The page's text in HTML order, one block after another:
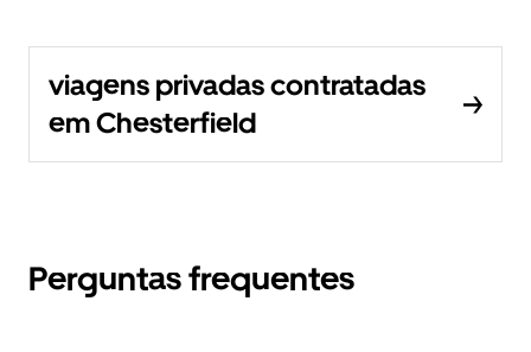
viagens privadas contratadas
em Chesterfield
Perguntas frequentes